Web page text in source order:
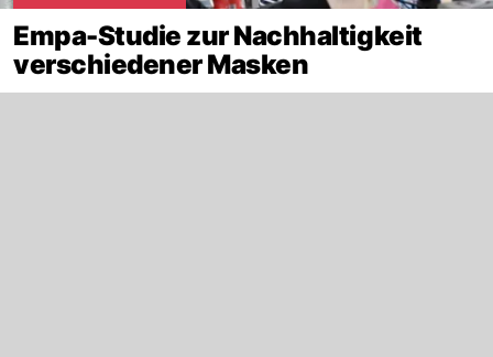
Empa-Studie zur Nachhaltigkeit
verschiedener Masken